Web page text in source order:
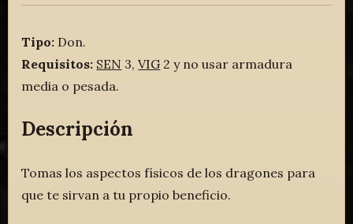
Tipo: Don.
Requisitos: SEN 3,VIG 2 y no usar armadura
media o pesada.
Descripción
Tomas los aspectos físicos de los dragones para
que te sirvan a tu propio beneficio.